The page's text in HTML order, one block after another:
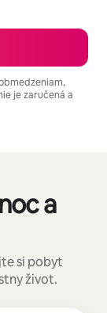
je zaručená a
a
si pobyt
život.